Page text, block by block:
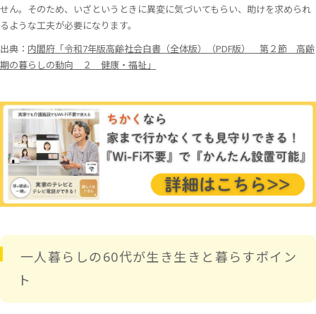
せん。そのため、いざというときに異変に気づいてもらい、助けを求められ
るような工夫が必要になります。
出典： 内閣府「令和7年版高齢社会白書（全体版）（PDF版） 第２節 高齢
期の暮らしの動向 ２ 健康・福祉」
一人暮らしの60代が生き生きと暮らすポイン
ト